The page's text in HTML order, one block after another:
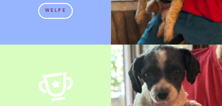
WELPE